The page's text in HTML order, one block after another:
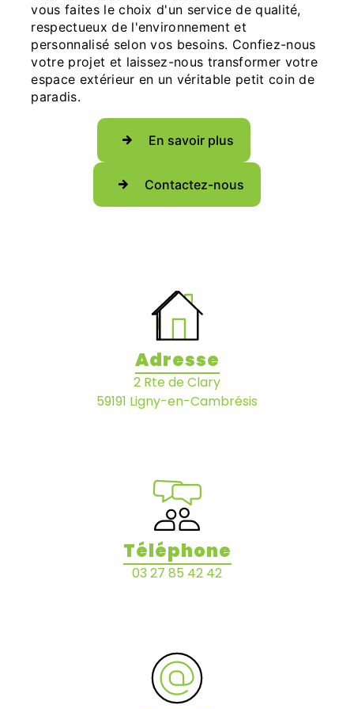
vous faites le choix d'un service de qualité,
respectueux de l'environnement et
personnalisé selon vos besoins. Confiez-nous
votre projet et laissez-nous transformer votre
espace extérieur en un véritable petit coin de
paradis.
En savoir plus
Contactez-nous
Adresse
2 Rte de Clary
59191 Ligny-en-Cambrésis
Téléphone
03 27 85 42 42